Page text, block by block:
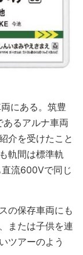
にある。筑豊
るアルナ車両
介を受けたこと
軌間は標準軌
直流600Vで同じ
の保存車両にも
または子供を連
ツアーのよう